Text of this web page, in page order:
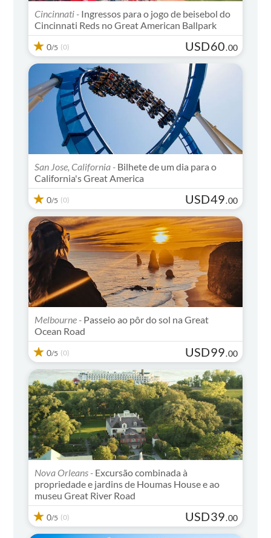
Cincinnati - Ingressos para o jogo de beisebol do
Cincinnati Reds no Great American Ballpark
0/5 (0) USD60.00
San Jose, California - Bilhete de um dia para o
California's Great America
0/5 (0) USD49.00
Melbourne - Passeio ao pôr do sol na Great
Ocean Road
0/5 (0) USD99.00
Nova Orleans - Excursão combinada à
propriedade e jardins de Houmas House e ao
museu Great River Road
0/5 (0) USD39.00